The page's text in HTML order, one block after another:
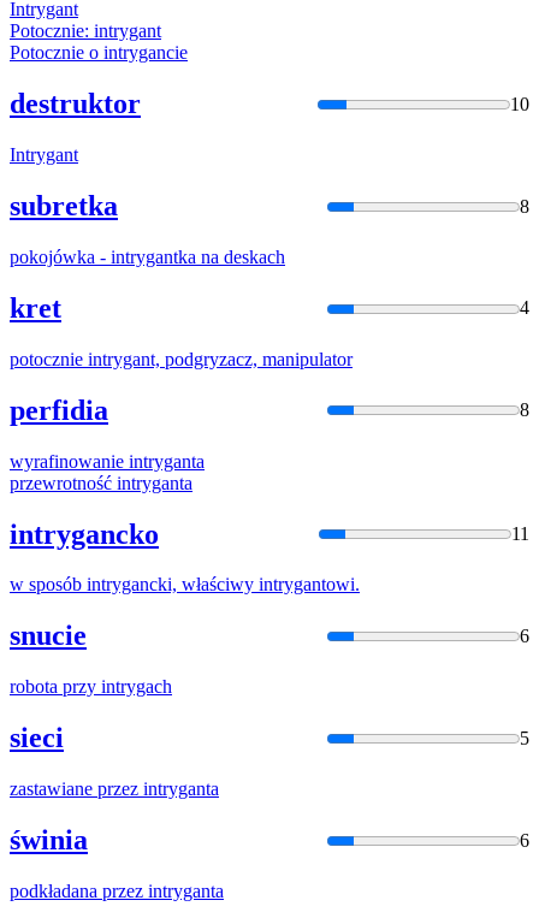
Intrygant
Potocznie: intrygant
Potocznie o intrygancie
destruktor 10
Intrygant
subretka 8
pokojówka - intrygantka na deskach
kret 4
potocznie intrygant, podgryzacz, manipulator
perfidia 8
wyrafinowanie intryganta
przewrotność intryganta
intrygancko 11
w sposób intrygancki, właściwy intrygantowi.
snucie 6
robota przy intrygach
sieci 5
zastawiane przez intryganta
świnia 6
podkładana przez intryganta